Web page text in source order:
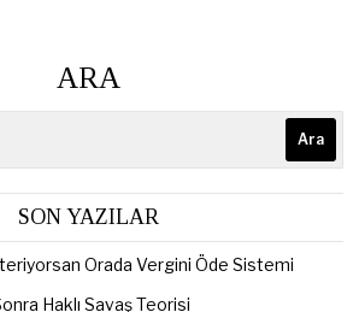
ARA
Ara
SON YAZILAR
Orada Vergini Öde Sistemi
Haklı Savaş Teorisi